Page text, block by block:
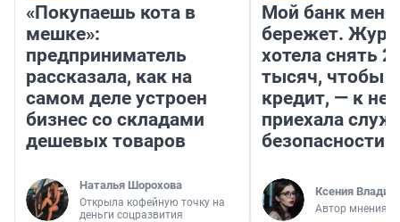
«Покупаешь кота в
мешке»:
предприниматель
рассказала, как на
самом деле устроен
бизнес со складами
дешевых товаров
Наталья Шорохова
Открыла кофейную точку на
деньги соцразвития
Мой банк меня
бережет.
хотела снять
тысяч, чтобы
кредит, — к
приехала
безопасности
Ксения
Автор мнения